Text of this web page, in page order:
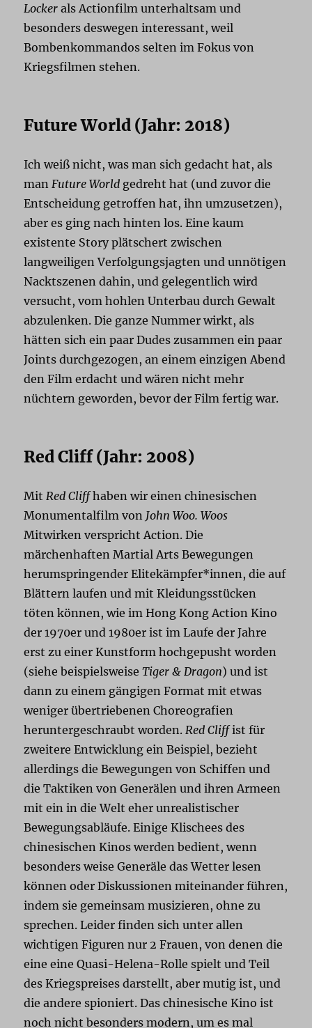
Locker als Actionfilm unterhaltsam und
besonders deswegen interessant, weil
Bombenkommandos selten im Fokus von
Kriegsfilmen stehen.
Future World (Jahr: 2018)
Ich weiß nicht, was man sich gedacht hat, als
man Future World gedreht hat (und zuvor die
Entscheidung getroffen hat, ihn umzusetzen),
aber es ging nach hinten los. Eine kaum
existente Story plätschert zwischen
langweiligen Verfolgungsjagten und unnötigen
Nacktszenen dahin, und gelegentlich wird
versucht, vom hohlen Unterbau durch Gewalt
abzulenken. Die ganze Nummer wirkt, als
hätten sich ein paar Dudes zusammen ein paar
Joints durchgezogen, an einem einzigen Abend
den Film erdacht und wären nicht mehr
nüchtern geworden, bevor der Film fertig war.
Red Cliff (Jahr: 2008)
Mit Red Cliffhaben wir einen chinesischen
Monumentalfilm von John Woo. Woos
Mitwirken verspricht Action. Die
märchenhaften Martial Arts Bewegungen
herumspringender Elitekämpfer*innen, die auf
Blättern laufen und mit Kleidungsstücken
töten können, wie im Hong Kong Action Kino
der 1970er und 1980er ist im Laufe der Jahre
erst zu einer Kunstform hochgepusht worden
(siehe beispielsweiseTiger & Dragon) und ist
dann zu einem gängigen Format mit etwas
weniger übertriebenen Choreografien
heruntergeschraubt worden. Red Cliffist für
zweitere Entwicklung ein Beispiel, bezieht
allerdings die Bewegungen von Schiffen und
die Taktiken von Generälen und ihren Armeen
mit ein in die Welt eher unrealistischer
Bewegungsabläufe. Einige Klischees des
chinesischen Kinos werden bedient, wenn
besonders weise Generäle das Wetter lesen
können oder Diskussionen miteinander führen,
indem sie gemeinsam musizieren, ohne zu
sprechen. Leider finden sich unter allen
wichtigen Figuren nur 2 Frauen, von denen die
eine eine Quasi-Helena-Rolle spielt und Teil
des Kriegspreises darstellt, aber mutig ist, und
die andere spioniert. Das chinesische Kino ist
noch nicht besonders modern, um es mal